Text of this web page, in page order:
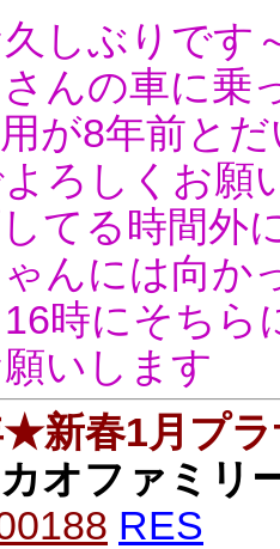
しぶりです
んの車に乗
が8年前と
ろしくお願
てる時間外
んには向か
16時にそち
いします
新春1月プ
オファミリ
RES